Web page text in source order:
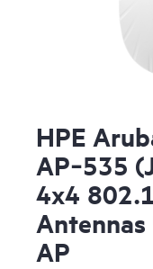
HPE
AP‑535
4x4
AP